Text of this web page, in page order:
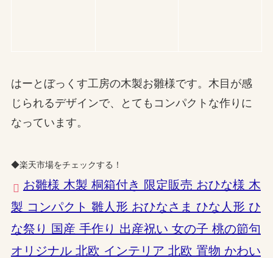
はーとぼっくす工房の木製お雛様です。木目が感
じられるデザインで、とてもコンパクトな作りに
なっています。
◆楽天市場をチェックする！
お雛様 木製 桐箱付き 限定販売 おひな様 木
製 コンパクト 雛人形 おひなさま ひな人形 ひ
な祭り 国産 手作り 出産祝い 女の子 桃の節句
オリジナル 北欧 インテリア 北欧 置物 かわい